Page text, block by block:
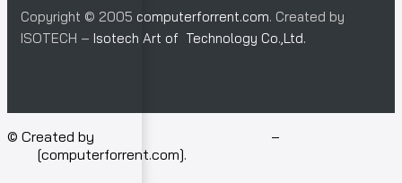
Copyright © 2005 computerforrent.com. Created by
ISOTECH – Isotech Art of Technology Co.,Ltd.
© Created by –
[computerforrent.com].